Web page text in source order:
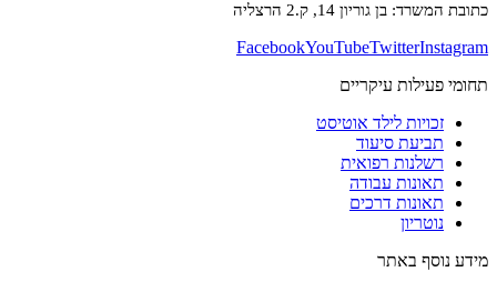
כתובת המשרד: בן גוריון 14, ק.2 הרצליה
FacebookYouTubeTwitterInstagram
תחומי פעילות עיקריים
זכויות לילד אוטיסט
תביעת סיעוד
רשלנות רפואית
תאונות עבודה
תאונות דרכים
נוטריון
מידע נוסף באתר